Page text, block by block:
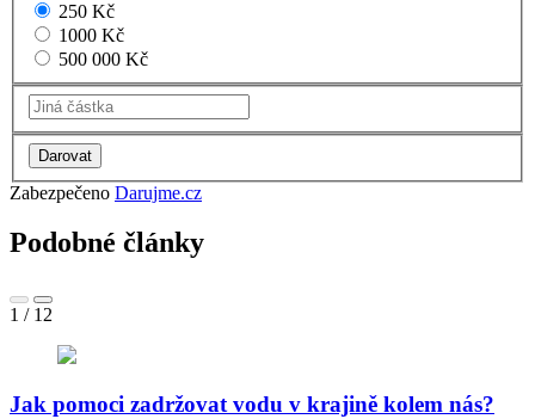
250 Kč
1000 Kč
500 000 Kč
Zabezpečeno Darujme.cz
Podobné články
1 / 12
Jak pomoci zadržovat vodu v krajině kolem nás?